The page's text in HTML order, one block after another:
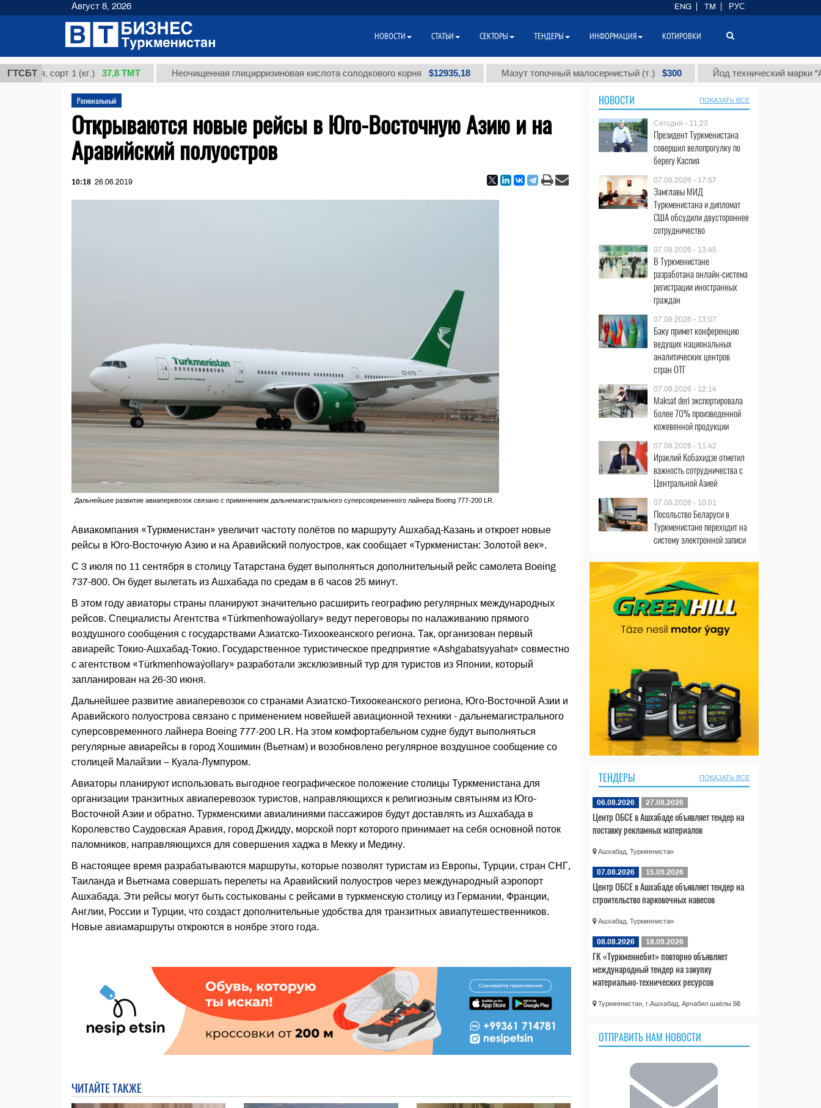
ГТСБТ
сорт 1 (кг.) 37,8 ТМТ Неочищенная глицирризиновая кислота солодкового корня $12935,18 Мазут топочный малосернистый (т.) $300 Йод технический марки "А" (т.)
Региональный
Открываются новые рейсы в Юго-Восточную Азию и на
Аравийский полуостров
10:18 26.06.2019
Дальнейшее развитие авиаперевозок связано с применением дальнемагистрального суперсовременного лайнера Boeing 777-200 LR.
Авиакомпания «Туркменистан» увеличит частоту полётов по маршруту Ашхабад-Казань и откроет новые
рейсы в Юго-Восточную Азию и на Аравийский полуостров, как сообщает «Туркменистан: Золотой век».
С 3 июля по 11 сентября в столицу Татарстана будет выполняться дополнительный рейс самолета Boeing
737-800. Он будет вылетать из Ашхабада по средам в 6 часов 25 минут.
В этом году авиаторы страны планируют значительно расширить географию регулярных международных
рейсов. Специалисты Агентства «Türkmenhowaýollary» ведут переговоры по налаживанию прямого
воздушного сообщения с государствами Азиатско-Тихоокеанского региона. Так, организован первый
авиарейс Токио-Ашхабад-Токио. Государственное туристическое предприятие «Ashgabatsyyahat» совместно
с агентством «Türkmenhowaýollary» разработали эксклюзивный тур для туристов из Японии, который
запланирован на 26-30 июня.
Дальнейшее развитие авиаперевозок со странами Азиатско-Тихоокеанского региона, Юго-Восточной Азии и
Аравийского полуострова связано с применением новейшей авиационной техники - дальнемагистрального
суперсовременного лайнера Boeing 777-200 LR. На этом комфортабельном судне будут выполняться
регулярные авиарейсы в город Хошимин (Вьетнам) и возобновлено регулярное воздушное сообщение со
столицей Малайзии – Куала-Лумпуром.
Авиаторы планируют использовать выгодное географическое положение столицы Туркменистана для
организации транзитных авиаперевозок туристов, направляющихся к религиозным святыням из Юго-
Восточной Азии и обратно. Туркменскими авиалиниями пассажиров будут доставлять из Ашхабада в
Королевство Саудовская Аравия, город Джидду, морской порт которого принимает на себя основной поток
паломников, направляющихся для совершения хаджа в Мекку и Медину.
В настоящее время разрабатываются маршруты, которые позволят туристам из Европы, Турции, стран СНГ,
Таиланда и Вьетнама совершать перелеты на Аравийский полуостров через международный аэропорт
Ашхабада. Эти рейсы могут быть состыкованы с рейсами в туркменскую столицу из Германии, Франции,
Англии, России и Турции, что создаст дополнительные удобства для транзитных авиапутешественников.
Новые авиамаршруты откроются в ноябре этого года.
ЧИТАЙТЕ ТАКЖЕ
НОВОСТИ ПОКАЗАТЬ ВСЕ
Сегодня - 11:23
Президент Туркменистана
совершил велопрогулку по
берегу Каспия
07.08.2026 - 17:57
Замглавы МИД
Туркменистана и дипломат
США обсудили двустороннее
сотрудничество
07.08.2026 - 13:45
В Туркменистане
разработана онлайн-система
регистрации иностранных
граждан
07.08.2026 - 13:07
Баку примет конференцию
ведущих национальных
аналитических центров
стран ОТГ
07.08.2026 - 12:14
Maksat deri экспортировала
более 70% произведенной
кожевенной продукции
07.08.2026 - 11:42
Ираклий Кобахидзе отметил
важность сотрудничества с
Центральной Азией
07.08.2026 - 10:01
Посольство Беларуси в
Туркменистане переходит на
систему электронной записи
ТЕНДЕРЫ ПОКАЗАТЬ ВСЕ
06.08.2026 27.08.2026
Центр ОБСЕ в Ашхабаде объявляет тендер на
поставку рекламных материалов
Ашхабад, Туркменистан
07.08.2026 15.09.2026
Центр ОБСЕ в Ашхабаде объявляет тендер на
строительство парковочных навесов
Ашхабад, Туркменистан
08.08.2026 18.09.2026
ГК «Туркменнебит» повторно объявляет
международный тендер на закупку
материально-технических ресурсов
Туркменистан, г.Ашхабад, Арчабил шаёлы 56
ОТПРАВИТЬ НАМ НОВОСТИ
Август 8, 2026 ENG TM РУС
НОВОСТИ СТАТЬИ СЕКТОРЫ ТЕНДЕРЫ ИНФОРМАЦИЯ КОТИРОВКИ